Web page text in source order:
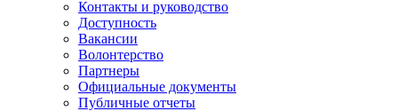
Контакты и руководство
Доступность
Вакансии
Волонтерство
Партнеры
Официальные документы
Публичные отчеты